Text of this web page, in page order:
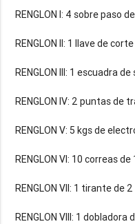
RENGLON I: 4 sobre paso
RENGLON II: 1 llave de
RENGLON III: 1 escuadra
RENGLON IV: 2 puntas de
RENGLON V: 5 kgs de
RENGLON VI: 10 correas
RENGLON VII: 1 tirante de 2
RENGLON VIII: 1